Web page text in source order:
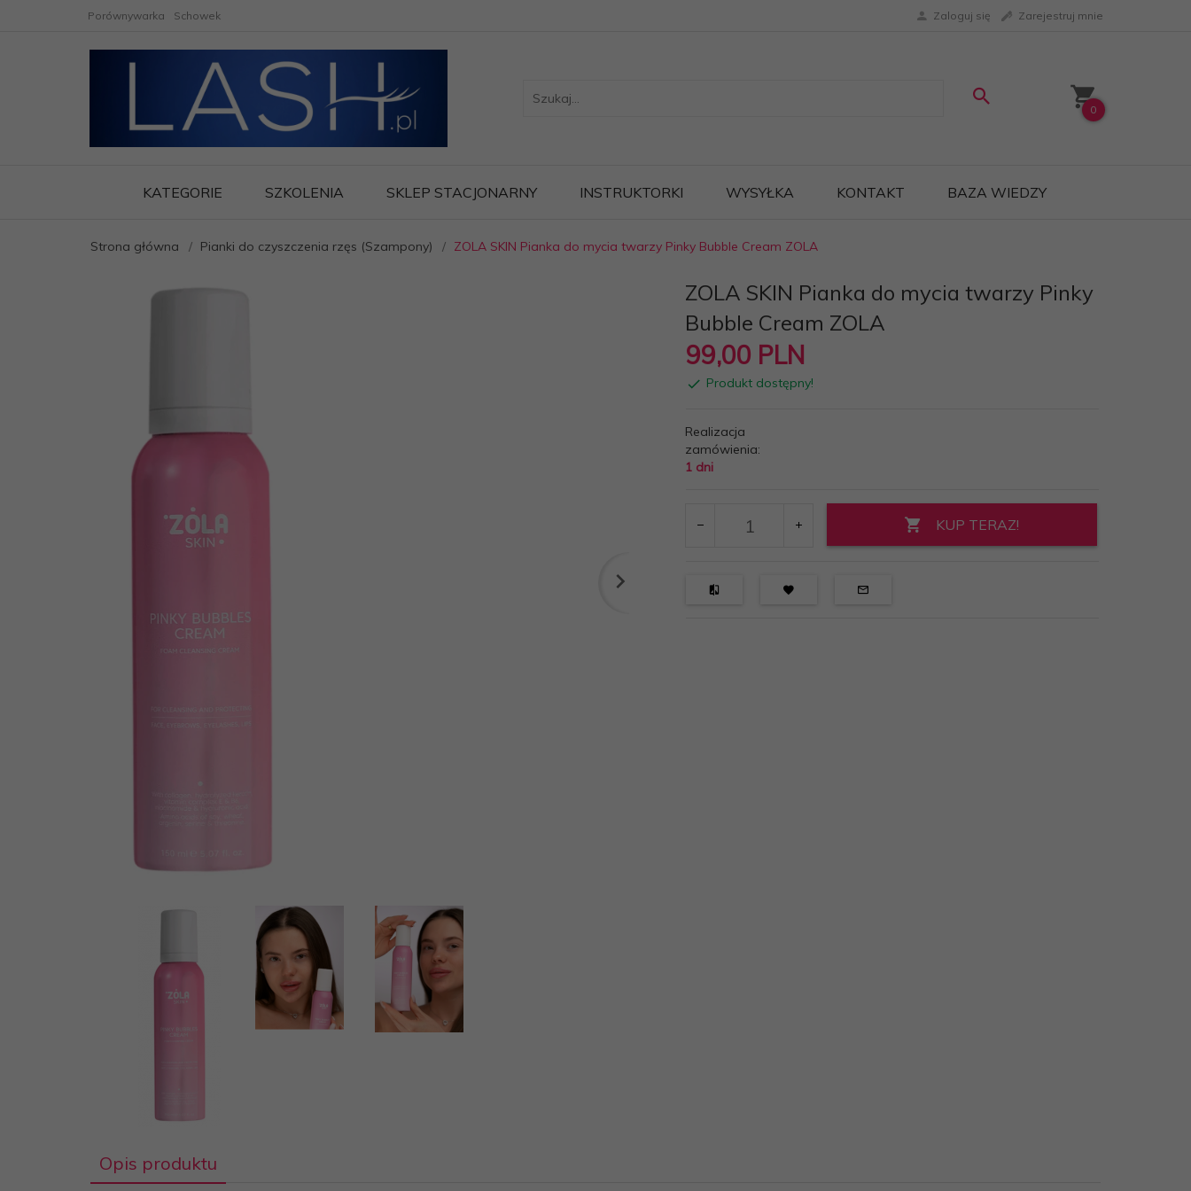
Porównywarka Schowek Zaloguj się Zarejestruj mnie
0
KATEGORIE SZKOLENIA SKLEP STACJONARNY INSTRUKTORKI WYSYŁKA KONTAKT BAZA WIEDZY
Strona główna Pianki do czyszczenia rzęs (Szampony) ZOLA SKIN Pianka do mycia twarzy Pinky Bubble Cream ZOLA
ZOLA SKIN Pianka do mycia twarzy Pinky
Bubble Cream ZOLA
99,00 PLN
Produkt dostępny!
Realizacja
zamówienia:
1 dni
KUP TERAZ!
Opis produktu